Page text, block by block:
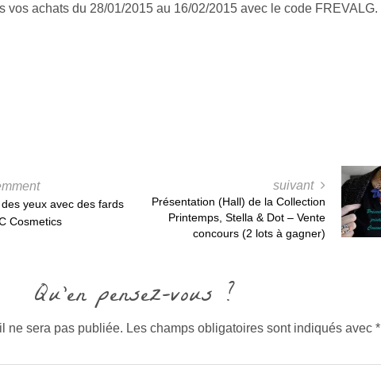
vos achats du 28/01/2015 au 16/02/2015 avec le code FREVALG.
yeux avec des fards
Cosmetics
suivant
Présentation (Hall) de la Collection
Printemps, Stella & Dot – Vente
concours (2 lots à gagner)
Qu'en pensez-vous ?
ne sera pas publiée. Les champs obligatoires sont indiqués avec *